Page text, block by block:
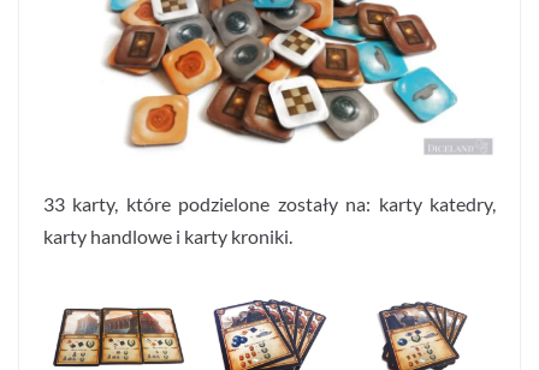
33 karty, które podzielone zostały na: karty katedry,
karty handlowe i karty kroniki.